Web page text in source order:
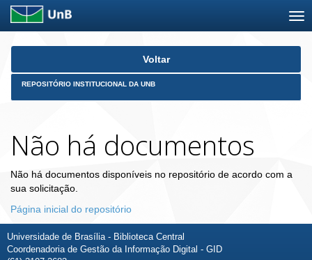
Skip
Voltar
REPOSITÓRIO INSTITUCIONAL DA UNB
Não há documentos
Não há documentos disponíveis no repositório de acordo com a
sua solicitação.
Página inicial do repositório
Universidade de Brasília - Biblioteca Central
Coordenadoria de Gestão da Informação Digital - GID